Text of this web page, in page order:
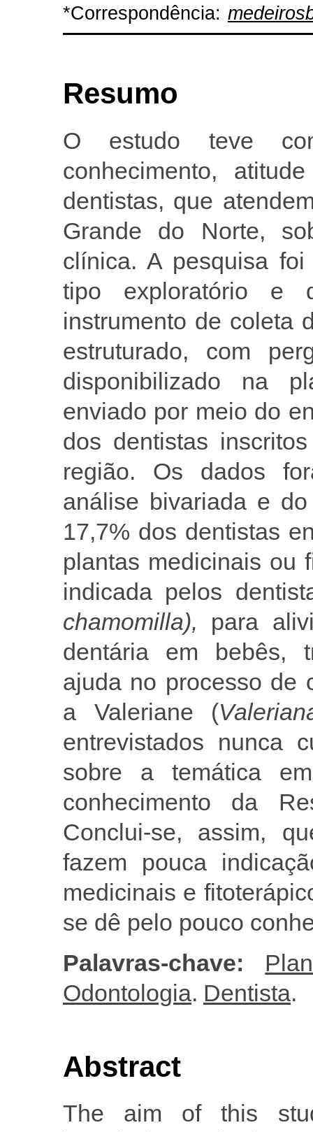
*Correspondência:
Resumo
O estudo teve
conhecimento,
dentistas, que
Grande do Norte,
clínica. A pesquisa
tipo exploratório e
instrumento de coleta
estruturado, com
disponibilizado na
enviado por meio do
dos dentistas
região. Os dados
análise bivariada e
17,7% dos dentistas
plantas medicinais ou
indicada pelos
chamomilla), para
dentária em bebês,
ajuda no processo de
a Valeriane (
entrevistados nunca
sobre a temática
conhecimento da
Conclui-se, assim,
fazem pouca
medicinais e
se dê pelo pouco
Palavras-chave:
Odontologia. Dentista.
Abstract
The aim of this